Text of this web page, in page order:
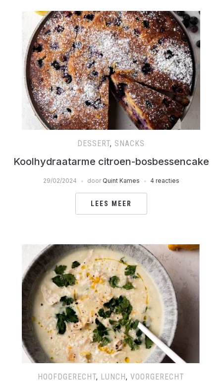
DESSERT, SNACKS
Koolhydraatarme citroen-bosbessencake
29/02/2024 door Quint Kames 4 reacties
LEES MEER
HOOFDGERECHT, LUNCH, VOORGERECHT